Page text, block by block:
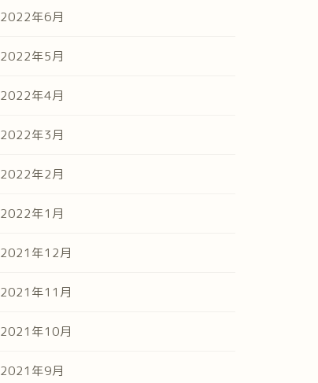
2022年6月
2022年5月
2022年4月
2022年3月
2022年2月
2022年1月
2021年12月
2021年11月
2021年10月
2021年9月